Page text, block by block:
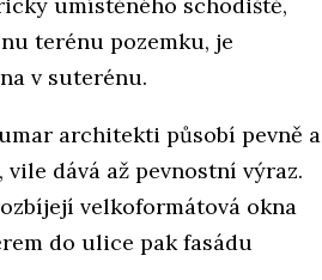
terénu pozemku, je
v suterénu.
architekti působí pevně a
dává až pevnostní výraz.
velkoformátová okna
do ulice pak fasádu